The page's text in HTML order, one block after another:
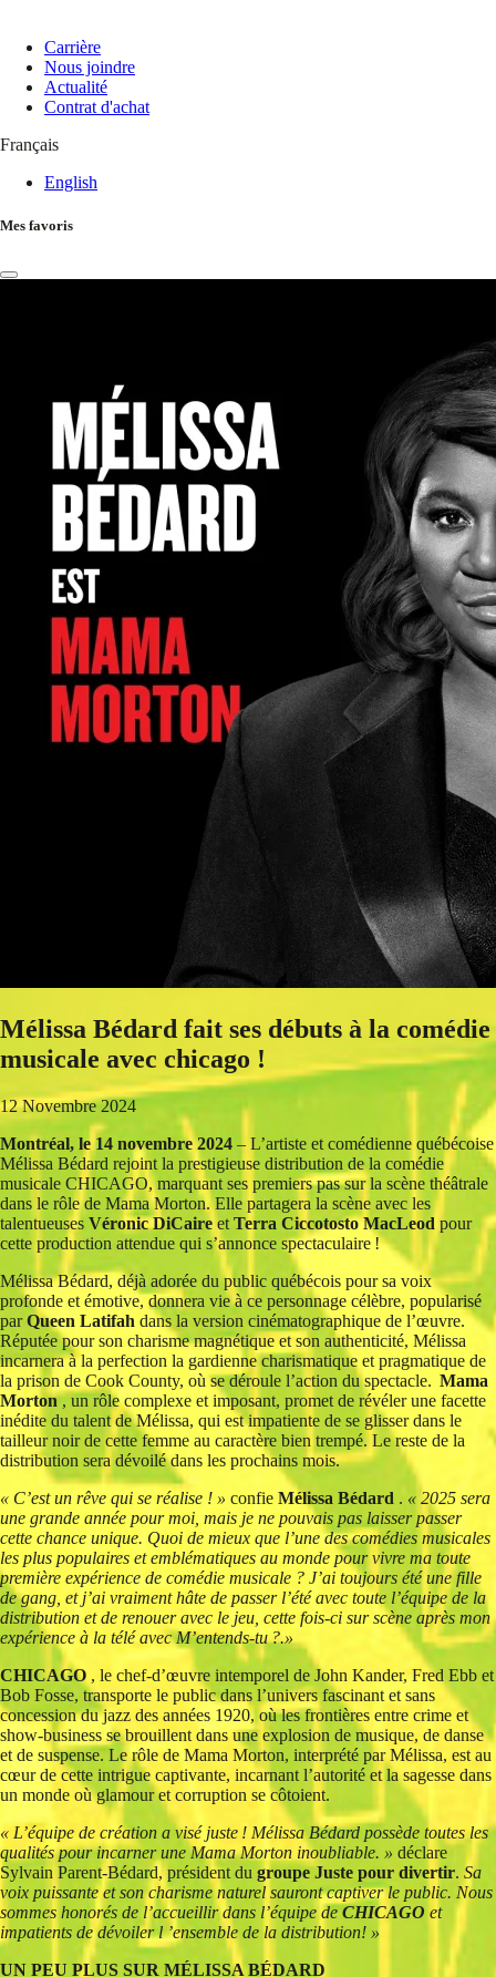
Carrière
Nous joindre
Actualité
Contrat d'achat
Français
English
Mes favoris
Mélissa Bédard fait ses débuts à la comédie
musicale avec chicago !
12 Novembre 2024
Montréal, le 14 novembre 2024 – L’artiste et comédienne québécoise
Mélissa Bédard rejoint la prestigieuse distribution de la comédie
musicale CHICAGO, marquant ses premiers pas sur la scène théâtrale
dans le rôle de Mama Morton. Elle partagera la scène avec les
talentueuses Véronic DiCaireet Terra Ciccotosto MacLeod pour
cette production attendue qui s’annonce spectaculaire !
Mélissa Bédard, déjà adorée du public québécois pour sa voix
profonde et émotive, donnera vie à ce personnage célèbre, popularisé
parQueen Latifah dans la version cinématographique de l’œuvre.
Réputée pour son charisme magnétique et son authenticité, Mélissa
incarnera à la perfection la gardienne charismatique et pragmatique de
la prison de Cook County, où se déroule l’action du spectacle. Mama
Morton, un rôle complexe et imposant, promet de révéler une facette
inédite du talent de Mélissa, qui est impatiente de se glisser dans le
tailleur noir de cette femme au caractère bien trempé. Le reste de la
distribution sera dévoilé dans les prochains mois.
« C’est un rêve qui se réalise ! » confie Mélissa Bédard . « 2025 sera
une grande année pour moi, mais je ne pouvais pas laisser passer
cette chance unique. Quoi de mieux que l’une des comédies musicales
les plus populaires et emblématiques au monde pour vivre ma toute
première expérience de comédie musicale ? J’ai toujours été une fille
de gang, et j’ai vraiment hâte de passer l’été avec toute l’équipe de la
distribution et de renouer avec le jeu, cette fois-ci sur scène après mon
expérience à la télé avec M’entends-tu ?.»
CHICAGO , le chef-d’œuvre intemporel de John Kander, Fred Ebb et
Bob Fosse, transporte le public dans l’univers fascinant et sans
concession du jazz des années 1920, où les frontières entre crime et
show-business se brouillent dans une explosion de musique, de danse
et de suspense. Le rôle de Mama Morton, interprété par Mélissa, est au
cœur de cette intrigue captivante, incarnant l’autorité et la sagesse dans
un monde où glamour et corruption se côtoient.
« L’équipe de création a visé juste ! Mélissa Bédard possède toutes les
qualités pour incarner une Mama Morton inoubliable. » déclare
Sylvain Parent-Bédard, président du groupe Juste pour divertir. Sa
voix puissante et son charisme naturel sauront captiver le public. Nous
sommes honorés de l’accueillir dans l’équipe de CHICAGO et
impatients de dévoiler l ’ensemble de la distribution! »
UN PEU PLUS SUR MÉLISSA BÉDARD